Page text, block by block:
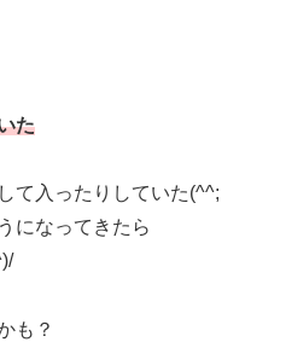
た
て入ったりしていた(^^;
になってきたら
も？